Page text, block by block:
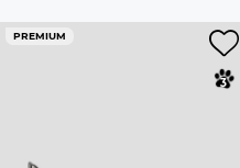
PREMIUM